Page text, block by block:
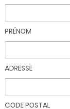
PRÉNOM
ADRESSE
CODE POSTAL